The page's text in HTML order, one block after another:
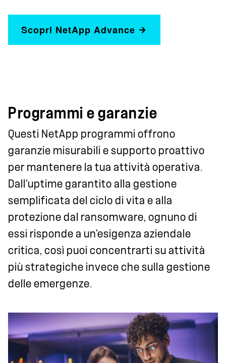
Scopri NetApp Advance
Programmi e garanzie
Questi NetApp programmi offrono
garanzie misurabili e supporto proattivo
per mantenere la tua attività operativa.
Dall'uptime garantito alla gestione
semplificata del ciclo di vita e alla
protezione dal ransomware, ognuno di
essi risponde a un'esigenza aziendale
critica, così puoi concentrarti su attività
più strategiche invece che sulla gestione
delle emergenze.